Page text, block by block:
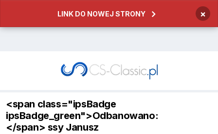
LINK DO NOWEJ STRONY ×
<span class="ipsBadge
ipsBadge_green">Odbanowano:
</span> ssy Janusz